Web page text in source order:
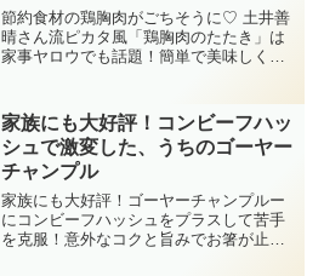
に！
節約食材の鶏胸肉がごちそうに♡ 土井善
晴さん流ピカタ風「鶏胸肉のたたき」は
家事ヤロウでも話題！簡単で美味しく、
家族にも大好評！コンビーフハッ
シュで激変した、うちのゴーヤー
チャンプル
家族にも大好評！ゴーヤーチャンプルー
にコンビーフハッシュをプラスして苦手
を克服！意外なコクと旨みでお箸が止ま